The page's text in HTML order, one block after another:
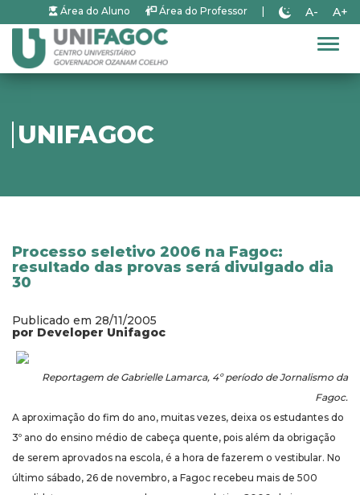
Área do Aluno Área do Professor A- A+
UNIFAGOC
Processo seletivo 2006 na Fagoc:
resultado das provas será divulgado dia
30
Publicado em 28/11/2005
por Developer Unifagoc
Reportagem de Gabrielle Lamarca, 4º período de Jornalismo da
Fagoc.
A aproximação do fim do ano, muitas vezes, deixa os estudantes do
3º ano do ensino médio de cabeça quente, pois além da obrigação
de serem aprovados na escola, é a hora de fazerem o vestibular. No
último sábado, 26 de novembro, a Fagoc recebeu mais de 500